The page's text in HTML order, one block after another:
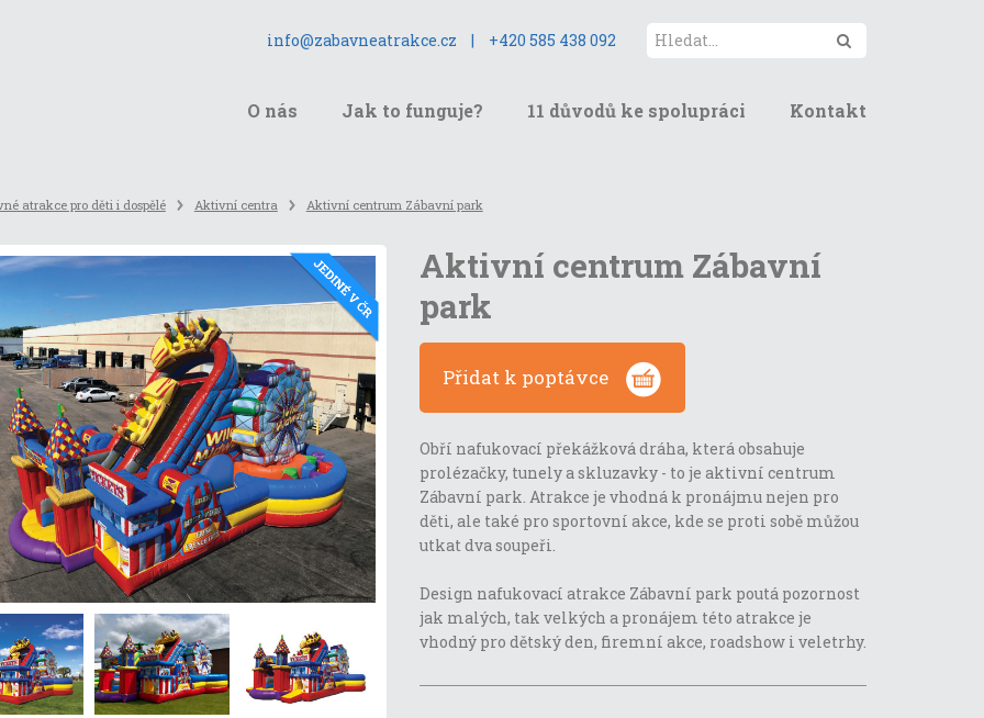
info@zabavneatrakce.cz | +420 585 438 092
O nás Jak to funguje? 11 důvodů ke spolupráci Kontakt
atrakce pro děti i dospělé Aktivní centra Aktivní centrum Zábavní park
Aktivní centrum Zábavní
park
Přidat k poptávce
Obří nafukovací překážková dráha, která obsahuje
prolézačky, tunely a skluzavky - to je aktivní centrum
Zábavní park. Atrakce je vhodná k pronájmu nejen pro
děti, ale také pro sportovní akce, kde se proti sobě můžou
utkat dva soupeři.
Design nafukovací atrakce Zábavní park poutá pozornost
jak malých, tak velkých a pronájem této atrakce je
vhodný pro dětský den, firemní akce, roadshow i veletrhy.